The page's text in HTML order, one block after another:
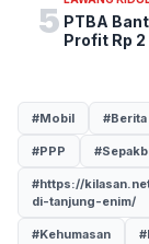
5 PTBA
Profit Rp
#Mobil
#PPP
#https://
di-tanjung-enim/
#Kehumasan